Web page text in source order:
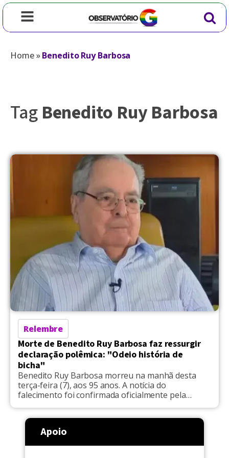
Home»Benedito Ruy Barbosa
TagBenedito Ruy Barbosa
Relembre
Morte de Benedito Ruy Barbosa faz ressurgir
declaração polêmica: "Odeio história de
bicha"
Benedito Ruy Barbosa morreu na manhã desta
terça-feira (7), aos 95 anos. A notícia do
falecimento foi confirmada oficialmente pela
(HCor), em São Paulo, onde ele estava
hospitalizado. O autor e criador de novelas de
grande sucesso da TV brasileira, como Os
Imigrantes (1981), na Band, Pantanal (1990), […]
Apoio